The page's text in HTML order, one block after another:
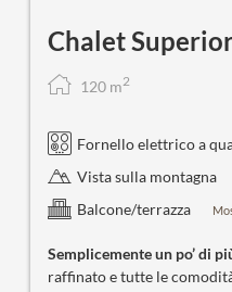
Chalet
120 m2
Fornello elettrico a
Vista sulla montagna
Balcone/terrazza
Semplicemente un po’ di
raffinato e tutte le